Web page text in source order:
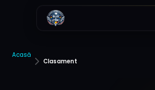
Acasă
Clasament